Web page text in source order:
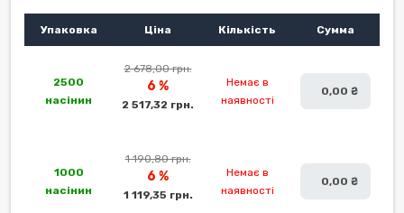
Упаковка Ціна Кількість Сумма
2500
насінин
2 678,00 грн.
6 %
2 517,32 грн.
Немає в
наявності
0,00 ₴
1000
насінин
1 190,80 грн.
6 %
1 119,35 грн.
Немає в
наявності
0,00 ₴